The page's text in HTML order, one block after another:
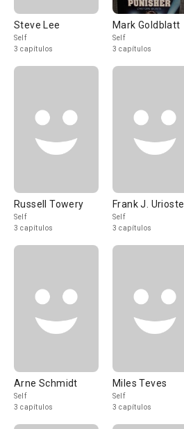
Steve Lee
Self
3 capítulos
Mark Goldblatt
Self
3 capítulos
Russell Towery
Self
3 capítulos
Frank J. Urioste
Self
3 capítulos
Arne Schmidt
Self
3 capítulos
Miles Teves
Self
3 capítulos